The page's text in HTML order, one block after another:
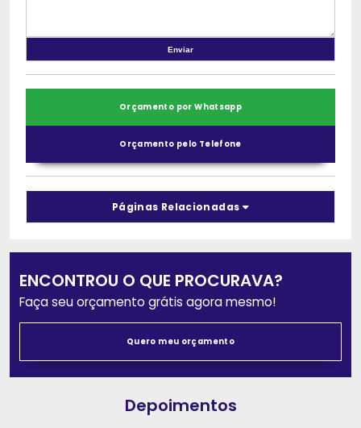
Orçamento por Whatsapp
Orçamento pelo Telefone
Páginas Relacionadas
ENCONTROU O QUE PROCURAVA?
Faça seu orçamento grátis agora mesmo!
Quero meu orçamento
Depoimentos